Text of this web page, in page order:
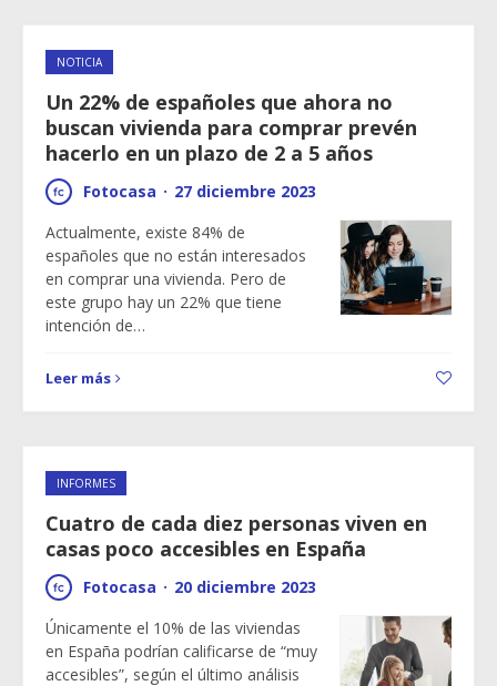
NOTICIA
Un 22% de españoles que ahora no
buscan vivienda para comprar prevén
hacerlo en un plazo de 2 a 5 años
Fotocasa · 27 diciembre 2023
Actualmente, existe 84% de
españoles que no están interesados
en comprar una vivienda. Pero de
este grupo hay un 22% que tiene
intención de…
Leer más
INFORMES
Cuatro de cada diez personas viven en
casas poco accesibles en España
Fotocasa · 20 diciembre 2023
Únicamente el 10% de las viviendas
en España podrían calificarse de “muy
accesibles”, según el último análisis